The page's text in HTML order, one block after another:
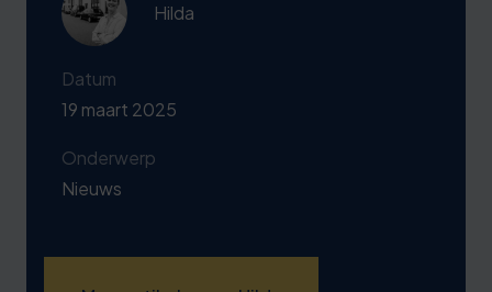
Hilda
Datum
19 maart 2025
Onderwerp
Nieuws